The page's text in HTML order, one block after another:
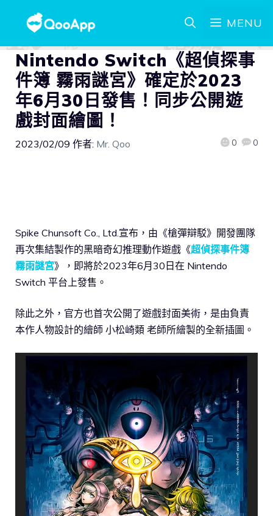
MENU
Nintendo Switch《超偵探事
件簿 霧雨謎宮》確定於2023
年6月30日發售！同步公開遊
戲封面繪圖！
2023/02/09 作者: Mr. Qoo 0 0
Spike Chunsoft Co., Ltd.宣布，由《槍彈辯駁》開發團隊
再次集結製作的黑暗奇幻推理動作遊戲《超偵探事件簿
霧雨謎宮》，即將於2023年6月30日在 Nintendo
Switch 平台上發售。
除此之外，官方也首次公開了遊戲封面美術，是由負責
本作人物設計的繪師 小松崎類 老師所繪製的全新插圖。